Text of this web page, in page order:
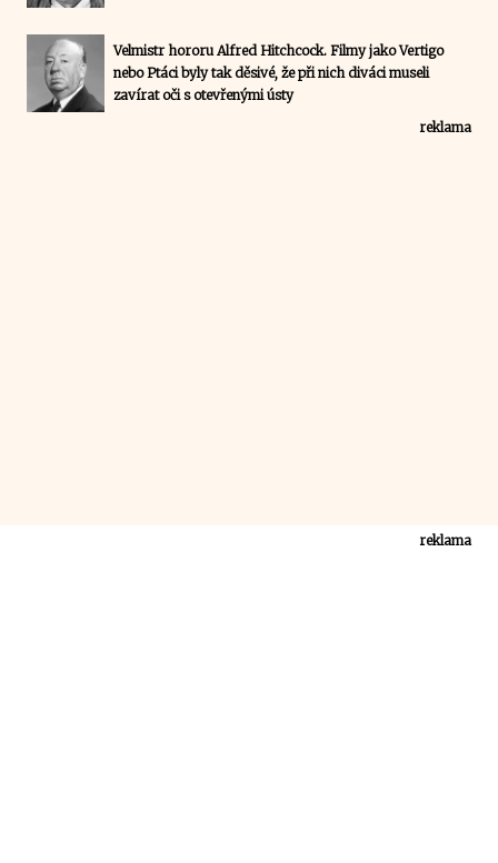
Velmistr hororu Alfred Hitchcock. Filmy jako Vertigo
nebo Ptáci byly tak děsivé, že při nich diváci museli
zavírat oči s otevřenými ústy
reklama
reklama